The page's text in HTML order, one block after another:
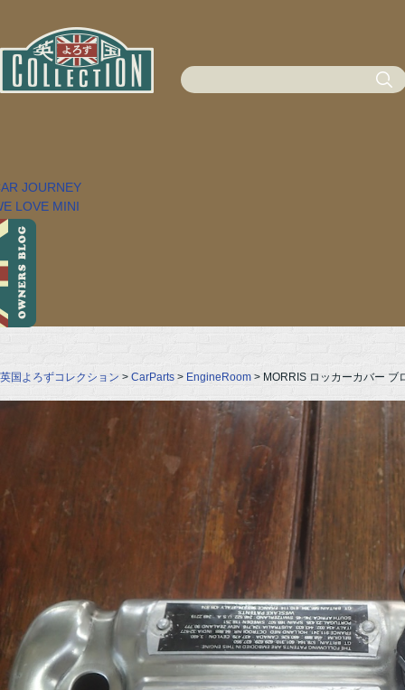
英国よろずコレクション > CarParts > EngineRoom > MORRIS ロッカーカバー ブ